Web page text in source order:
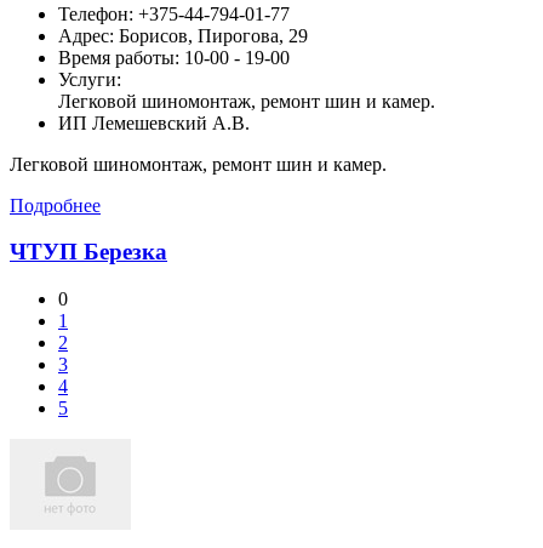
Телефон: +375-44-794-01-77
Адрес: Борисов, Пирогова, 29
Время работы: 10-00 - 19-00
Услуги:
Легковой шиномонтаж, ремонт шин и камер.
ИП Лемешевский А.В.
Легковой шиномонтаж, ремонт шин и камер.
Подробнее
ЧТУП Березка
0
1
2
3
4
5